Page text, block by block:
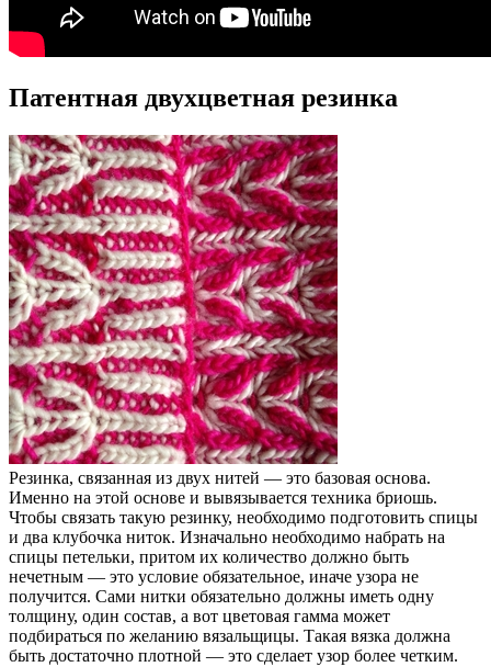
Патентная двухцветная резинка
Резинка, связанная из двух нитей — это базовая основа.
Именно на этой основе и вывязывается техника бриошь.
Чтобы связать такую резинку, необходимо подготовить спицы
и два клубочка ниток. Изначально необходимо набрать на
спицы петельки, притом их количество должно быть
нечетным — это условие обязательное, иначе узора не
получится. Сами нитки обязательно должны иметь одну
толщину, один состав, а вот цветовая гамма может
подбираться по желанию вязальщицы. Такая вязка должна
быть достаточно плотной — это сделает узор более четким.